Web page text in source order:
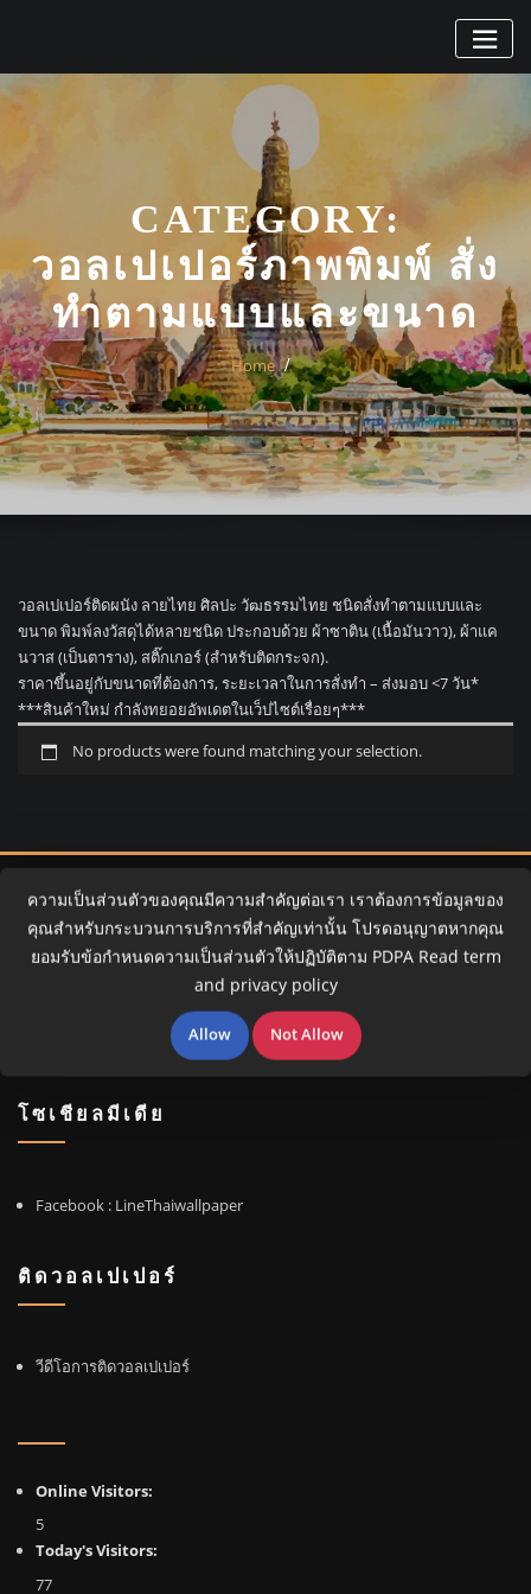
ความเป็นส่วนตัวของคุณมีความสำคัญต่อเรา เราต้องการข้อมูลของ
คุณสำหรับกระบวนการบริการที่สำคัญเท่านั้น โปรดอนุญาตหากคุณ
ยอมรับข้อกำหนดความเป็นส่วนตัวให้ปฏิบัติตาม PDPA Read term
and privacy policy
Allow Not Allow
CATEGORY:
วอลเปเปอร์ภาพพิมพ์ สั่ง
ทำตามแบบและขนาด
Home
วอลเปเปอร์ติดผนัง ลายไทย ศิลปะ วัฒธรรมไทย ชนิดสั่งทำตามแบบและ
ขนาด พิมพ์ลงวัสดุได้หลายชนิด ประกอบด้วย ผ้าซาติน (เนื้อมันวาว), ผ้าแค
นวาส (เป็นตาราง), สติ๊กเกอร์ (สำหรับติดกระจก).
ราคาขึ้นอยู่กับขนาดที่ต้องการ, ระยะเวลาในการสั่งทำ – ส่งมอบ <7 วัน*
***สินค้าใหม่ กำลังทยอยอัพเดตในเว็ปไซต์เรื่อยๆ***
No products were found matching your selection.
ติดต่อเรา
โซเชียลมีเดีย
Facebook : LineThaiwallpaper
ติดวอลเปเปอร์
วีดีโอการติดวอลเปเปอร์
Online Visitors:
5
Today's Visitors:
77